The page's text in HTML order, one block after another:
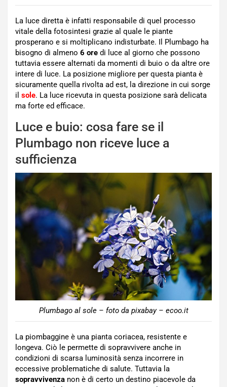
La luce diretta è infatti responsabile di quel processo
vitale della fotosintesi grazie al quale le piante
prosperano e si moltiplicano indisturbate. Il Plumbago ha
bisogno di almeno 6 ore di luce al giorno che possono
tuttavia essere alternati da momenti di buio o da altre ore
intere di luce. La posizione migliore per questa pianta è
sicuramente quella rivolta ad est, la direzione in cui sorge
il sole. La luce ricevuta in questa posizione sarà delicata
ma forte ed efficace.
Luce e buio: cosa fare se il
Plumbago non riceve luce a
sufficienza
Plumbago al sole – foto da pixabay – ecoo.it
La piombaggine è una pianta coriacea, resistente e
longeva. Ciò le permette di sopravvivere anche in
condizioni di scarsa luminosità senza incorrere in
eccessive problematiche di salute. Tuttavia la
sopravvivenza non è di certo un destino piacevole da